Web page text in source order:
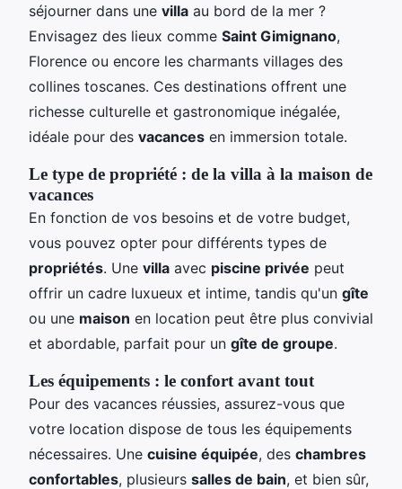
séjourner dans une villa au bord de la mer ?
Envisagez des lieux comme Saint Gimignano,
Florence ou encore les charmants villages des
collines toscanes. Ces destinations offrent une
richesse culturelle et gastronomique inégalée,
idéale pour des vacances en immersion totale.
Le type de propriété : de la villa à la maison de
vacances
En fonction de vos besoins et de votre budget,
vous pouvez opter pour différents types de
propriétés. Une villa avec piscine privée peut
offrir un cadre luxueux et intime, tandis qu'un gîte
ou une maison en location peut être plus convivial
et abordable, parfait pour un gîte de groupe.
Les équipements : le confort avant tout
Pour des vacances réussies, assurez-vous que
votre location dispose de tous les équipements
nécessaires. Une cuisine équipée, des chambres
confortables, plusieurs salles de bain, et bien sûr,